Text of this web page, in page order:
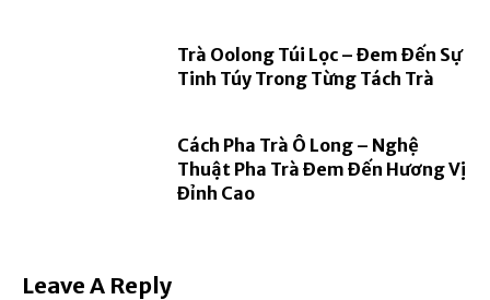
Trà Oolong Túi Lọc – Đem Đến Sự
Tinh Túy Trong Từng Tách Trà
Cách Pha Trà Ô Long – Nghệ
Thuật Pha Trà Đem Đến Hương Vị
Đỉnh Cao
Leave A Reply